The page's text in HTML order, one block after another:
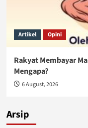
Artikel Opini
Rakyat Membayar
Mengapa?
6 August, 2026
Arsip